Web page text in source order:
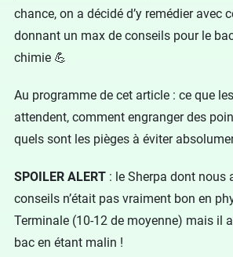
chance, on a décidé d’y remédier avec
donnant un max de conseils pour le
chimie 💪
Au programme de cet article : ce que
attendent, comment engranger des
quels sont les pièges à éviter
SPOILER ALERT : le Sherpa dont nous
conseils n’était pas vraiment bon en
Terminale (10-12 de moyenne) mais il
bac en étant malin !